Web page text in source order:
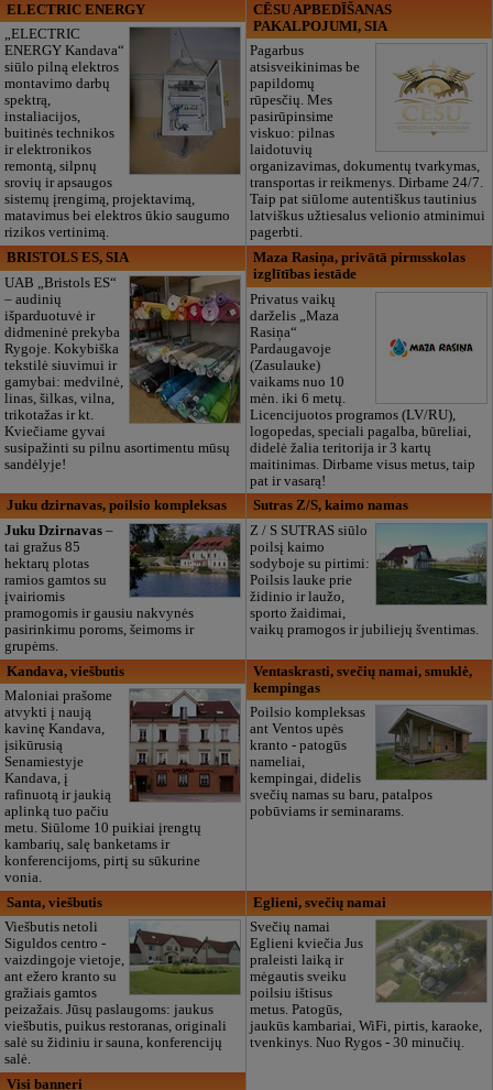
ELECTRIC ENERGY
„ELECTRIC
ENERGY Kandava“
siūlo pilną elektros
montavimo darbų
spektrą,
instaliacijos,
buitinės technikos
ir elektronikos
remontą, silpnų
srovių ir apsaugos
sistemų įrengimą, projektavimą,
matavimus bei elektros ūkio saugumo
rizikos vertinimą.
CĒSU APBEDĪŠANAS
PAKALPOJUMI, SIA
Pagarbus
atsisveikinimas be
papildomų
rūpesčių. Mes
pasirūpinsime
viskuo: pilnas
laidotuvių
organizavimas, dokumentų tvarkymas,
transportas ir reikmenys. Dirbame 24/7.
Taip pat siūlome autentiškus tautinius
latviškus užtiesalus velionio atminimui
pagerbti.
BRISTOLS ES, SIA
UAB „Bristols ES“
– audinių
išparduotuvė ir
didmeninė prekyba
Rygoje. Kokybiška
tekstilė siuvimui ir
gamybai: medvilnė,
linas, šilkas, vilna,
trikotažas ir kt.
Kviečiame gyvai
susipažinti su pilnu asortimentu mūsų
sandėlyje!
Maza Rasiņa, privātā pirmsskolas
izglītības iestāde
Privatus vaikų
darželis „Maza
Rasiņa“
Pardaugavoje
(Zasulauke)
vaikams nuo 10
mėn. iki 6 metų.
Licencijuotos programos (LV/RU),
logopedas, speciali pagalba, būreliai,
didelė žalia teritorija ir 3 kartų
maitinimas. Dirbame visus metus, taip
pat ir vasarą!
Juku dzirnavas, poilsio kompleksas
Juku Dzirnavas–
tai gražus 85
hektarų plotas
ramios gamtos su
įvairiomis
pramogomis ir gausiu nakvynės
pasirinkimu poroms, šeimoms ir
grupėms.
Sutras Z/S, kaimo namas
Z / S SUTRAS siūlo
poilsį kaimo
sodyboje su pirtimi:
Poilsis lauke prie
židinio ir laužo,
sporto žaidimai,
vaikų pramogos ir jubiliejų šventimas.
Kandava, viešbutis
Maloniai prašome
atvykti į naują
kavinę Kandava,
įsikūrusią
Senamiestyje
Kandava, į
rafinuotą ir jaukią
aplinką tuo pačiu
metu. Siūlome 10 puikiai įrengtų
kambarių, salę banketams ir
konferencijoms, pirtį su sūkurine
vonia.
Ventaskrasti, svečių namai, smuklė,
kempingas
Poilsio kompleksas
ant Ventos upės
kranto - patogūs
nameliai,
kempingai, didelis
svečių namas su baru, patalpos
pobūviams ir seminarams.
Santa, viešbutis
Viešbutis netoli
Siguldos centro -
vaizdingoje vietoje,
ant ežero kranto su
gražiais gamtos
peizažais. Jūsų paslaugoms: jaukus
viešbutis, puikus restoranas, originali
salė su židiniu ir sauna, konferencijų
salė.
Eglieni, svečių namai
Svečių namai
Eglieni kviečia Jus
praleisti laiką ir
mėgautis sveiku
poilsiu ištisus
metus. Patogūs,
jaukūs kambariai, WiFi, pirtis, karaoke,
tvenkinys. Nuo Rygos - 30 minučių.
Visi banneri